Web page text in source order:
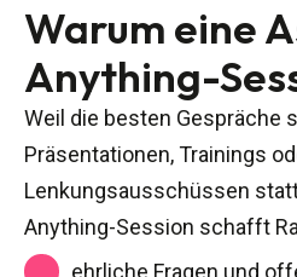
Warum eine
Anything-
Weil die besten Gespräche
Präsentationen, Trainings
Lenkungsausschüssen
Anything-Session schafft
ehrliche Fragen und